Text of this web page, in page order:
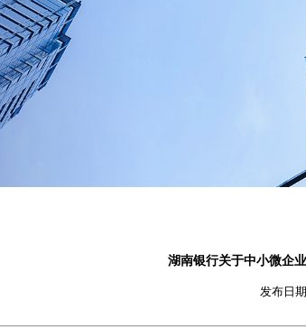
湖南银行关于中小微企
发布日